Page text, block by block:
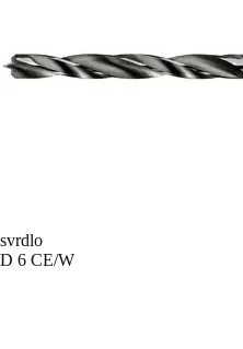
svrdlo
D 6 CE/W